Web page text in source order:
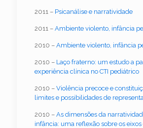
2011 – Psicanálise e narratividade
2011 – Ambiente violento, infância
2010 – Ambiente violento, infância
2010 – Laço fraterno: um estudo a
experiência clínica no CTI pediátrico
2010 – Violência precoce e
limites e possibilidades de
2010 – As dimensões da
infância: uma reflexão sobre os